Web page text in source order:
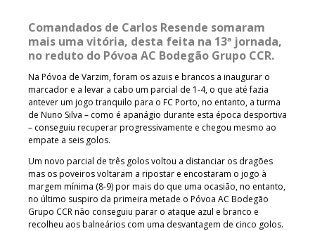
Comandados de Carlos Resende somaram
mais uma vitória, desta feita na 13ª jornada,
no reduto do Póvoa AC Bodegão Grupo CCR.
Na Póvoa de Varzim, foram os azuis e brancos a inaugurar o
marcador e a levar a cabo um parcial de 1-4, o que até fazia
antever um jogo tranquilo para o FC Porto, no entanto, a turma
de Nuno Silva – como é apanágio durante esta época desportiva
– conseguiu recuperar progressivamente e chegou mesmo ao
empate a seis golos.
Um novo parcial de três golos voltou a distanciar os dragões
mas os poveiros voltaram a ripostar e encostaram o jogo à
margem mínima (8-9) por mais do que uma ocasião, no entanto,
no último suspiro da primeira metade o Póvoa AC Bodegão
Grupo CCR não conseguiu parar o ataque azul e branco e
recolheu aos balneários com uma desvantagem de cinco golos.